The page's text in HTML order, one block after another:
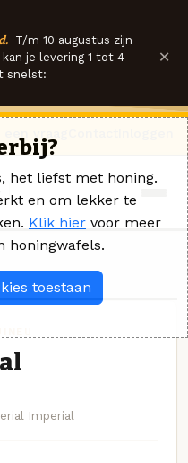
T/m 10 augustus zijn
je levering 1 tot 4
snelst:
×
Imperial
het liefst met honing.
en om lekker te
Klik hier voor meer
honingwafels.
toestaan